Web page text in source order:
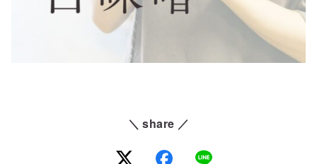
＼ share ／